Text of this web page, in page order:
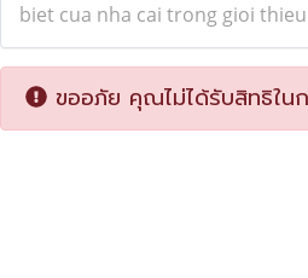
biet cua nha cai trong gioi
ขออภัย คุณไม่ได้รับสิทธิในก